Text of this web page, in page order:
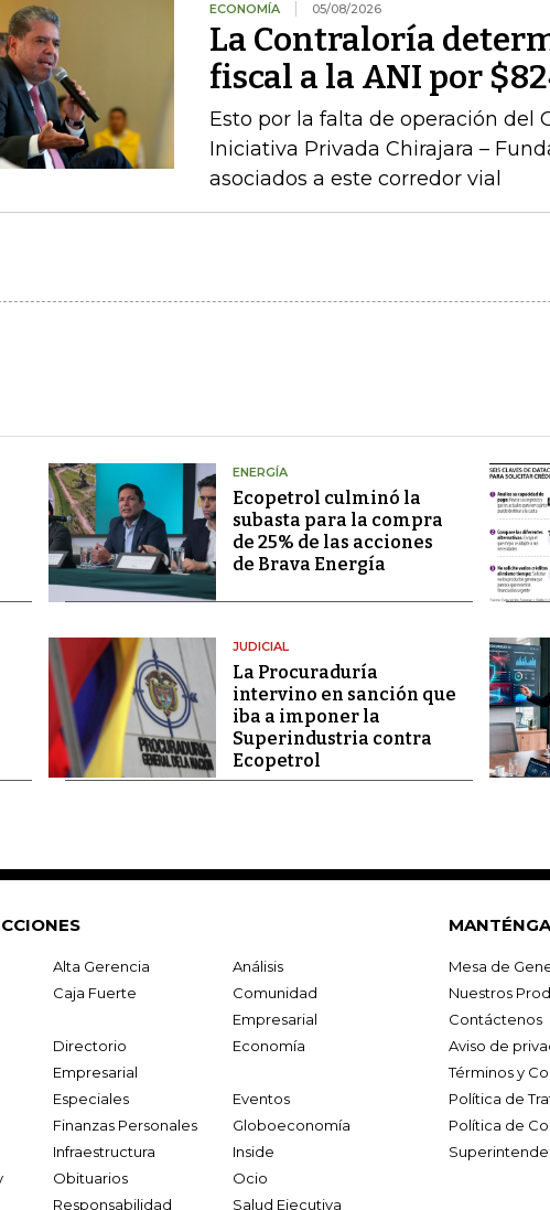
ECONOMÍA 05/08/2026
La Contraloría
fiscal a la ANI por
Esto por la falta de operación del
Iniciativa Privada Chirajara –
asociados a este corredor vial
ENERGÍA
Ecopetrol culminó la
subasta para la compra
de 25% de las acciones
de Brava Energía
JUDICIAL
La Procuraduría
intervino en sanción que
iba a imponer la
Superindustria contra
Ecopetrol
Alta Gerencia
Análisis
Caja Fuerte
Comunidad
Empresarial
Directorio
Empresarial
Economía
Especiales
Eventos
Finanzas Personales
Globoeconomía
Infraestructura
Inside
Obituarios
Ocio
Responsabilidad Salud Ejecutiva
Mesa de
Nuestros
Contáctenos
Aviso de
Términos y
Política de
Política de